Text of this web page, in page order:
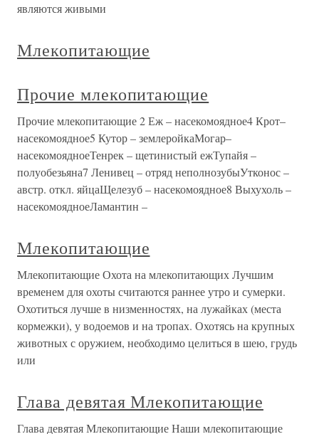
являются живыми
Млекопитающие
Прочие млекопитающие
Прочие млекопитающие 2 Еж – насекомоядное4 Крот–
насекомоядное5 Кутор – землеройкаМогар–
насекомоядноеТенрек – щетинистый ежТупайя –
полуобезьяна7 Ленивец – отряд неполнозубыУтконос –
австр. откл. яйцаЩелезуб – насекомоядное8 Выхухоль –
насекомоядноеЛамантин –
Млекопитающие
Млекопитающие Охота на млекопитающих Лучшим
временем для охоты считаются раннее утро и сумерки.
Охотиться лучше в низменностях, на лужайках (места
кормежки), у водоемов и на тропах. Охотясь на крупных
животных с оружием, необходимо целиться в шею, грудь
или
Глава девятая Млекопитающие
Глава девятая Млекопитающие Наши млекопитающие